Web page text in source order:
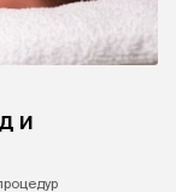
и